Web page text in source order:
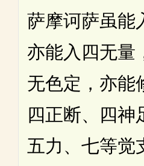
萨摩诃萨虽能
亦能入四无量
无色定，亦能
四正断、四神
五力、七等觉